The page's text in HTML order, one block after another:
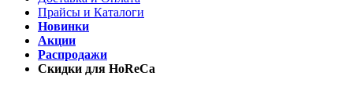
Прайсы и Каталоги
Новинки
Акции
Распродажи
Скидки для HoReCa